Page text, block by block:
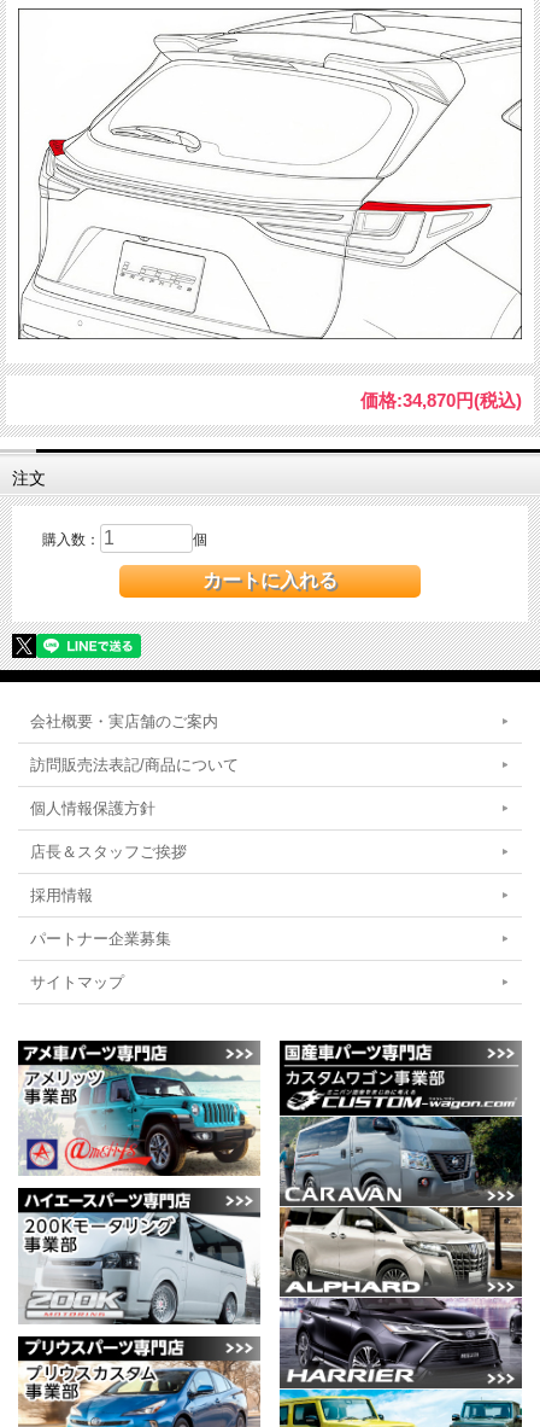
価格:34,870円(税込)
注文
購入数： 個
会社概要・実店舗のご案内
訪問販売法表記/商品について
個人情報保護方針
店長＆スタッフご挨拶
採用情報
パートナー企業募集
サイトマップ